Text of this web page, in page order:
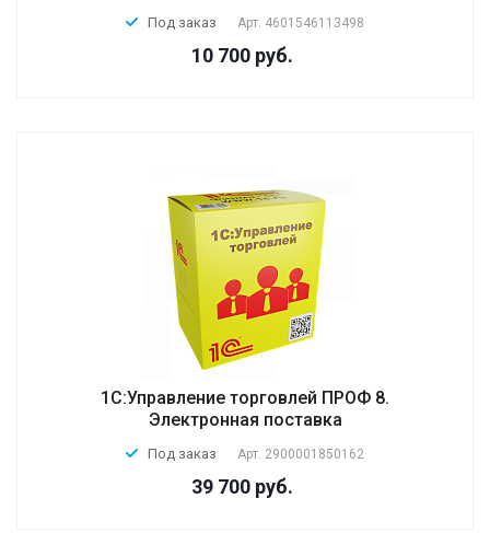
Под заказ Арт. 4601546113498
10 700 руб.
1С:Управление торговлей ПРОФ 8.
Электронная поставка
Под заказ Арт. 2900001850162
39 700 руб.